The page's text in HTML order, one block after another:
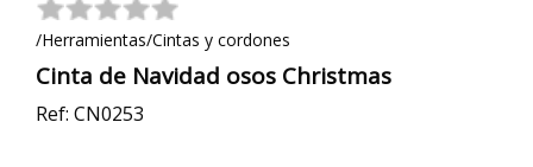
/Herramientas/Cintas y cordones
Cinta de Navidad osos Christmas
Ref: CN0253